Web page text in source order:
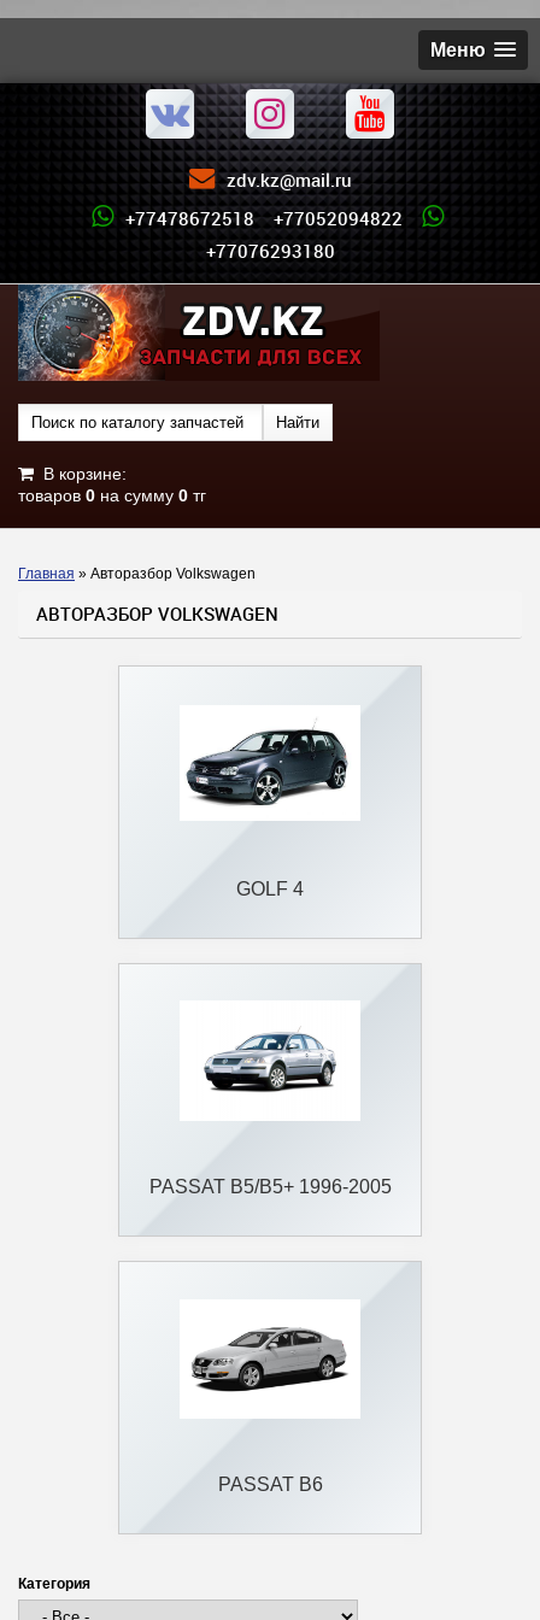
Меню
zdv.kz@mail.ru
+77478672518 +77052094822
+77076293180
В корзине:
товаров 0 на сумму 0 тг
Вы здесь
Главная » Авторазбор Volkswagen
АВТОРАЗБОР VOLKSWAGEN
GOLF 4
PASSAT B5/B5+ 1996-2005
PASSAT B6
Категория